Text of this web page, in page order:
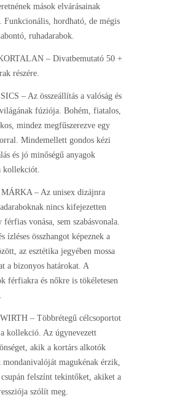
mások elvárásainak
Funkcionális, hordható, de mégis
ruhadarabok.
– Divatbemutató 50 +
részére.
– Az összeállítás a valóság és
fúziója. Bohém, fiatalos,
mindez megfűszerezve egy
Mindemellett gondos kézi
és jó minőségű anyagok
kollekciót.
– Az unisex dizájnra
nincs kifejezetten
férfias vonása, sem szabásvonala.
ízléses összhangot képeznek a
az esztétika jegyében mossa
a bizonyos határokat. A
férfiakra és nőkre is tökéletesen
– Többrétegű célcsoportot
kollekció. Az úgynevezett
akik a kortárs alkotók
mondanivalóját magukénak érzik,
felszínt tekintőket, akiket a
szólít meg.